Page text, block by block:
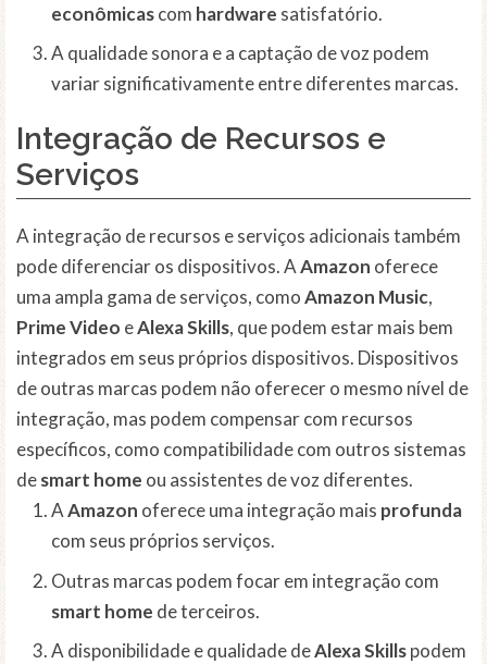
econômicascom hardware satisfatório.
A qualidade sonora e a captação de voz podem
variar significativamente entre diferentes marcas.
Integração de Recursos e
Serviços
A integração de recursos e serviços adicionais também
pode diferenciar os dispositivos. AAmazon oferece
uma ampla gama de serviços, comoAmazon Music,
Prime Video eAlexa Skills, que podem estar mais bem
integrados em seus próprios dispositivos. Dispositivos
de outras marcas podem não oferecer o mesmo nível de
integração, mas podem compensar com recursos
específicos, como compatibilidade com outros sistemas
desmart home ou assistentes de voz diferentes.
AAmazon oferece uma integração mais profunda
com seus próprios serviços.
Outras marcas podem focar em integração com
smart home de terceiros.
A disponibilidade e qualidade deAlexa Skillspodem